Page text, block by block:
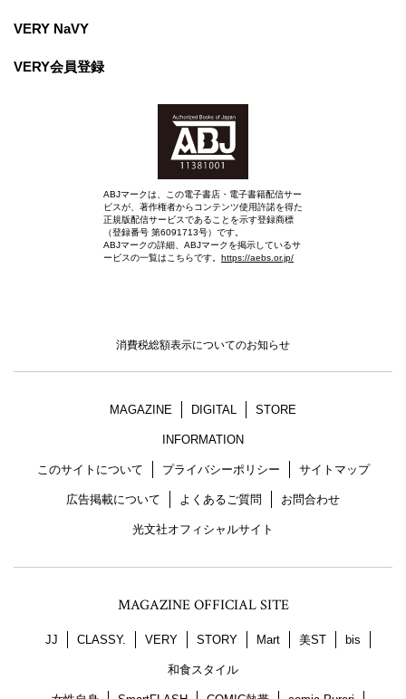
VERY NaVY
VERY会員登録
ABJマークは、この電子書店・電子書籍配信サー
ビスが、著作権者からコンテンツ使用許諾を得た
正規版配信サービスであることを示す登録商標
（登録番号 第6091713号）です。
ABJマークの詳細、ABJマークを掲示しているサ
ービスの一覧はこちらです。 https://aebs.or.jp/
消費税総額表示についてのお知らせ
MAGAZINE DIGITAL STORE
INFORMATION
このサイトについて プライバシーポリシー サイトマップ
広告掲載について よくあるご質問 お問合わせ
光文社オフィシャルサイト
MAGAZINE OFFICIAL SITE
JJ CLASSY. VERY STORY Mart 美ST bis
和食スタイル